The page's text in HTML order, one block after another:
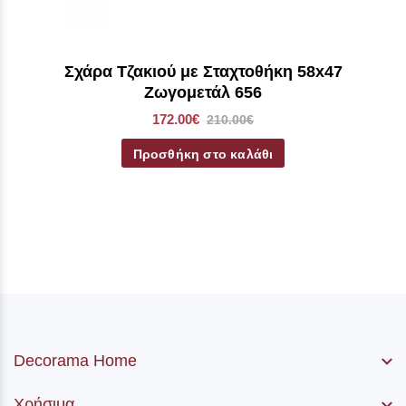
Σχάρα Τζακιού με Σταχτοθήκη 58x47
Ζωγομετάλ 656
172.00€ 210.00€
Προσθήκη στο καλάθι
Decorama Home